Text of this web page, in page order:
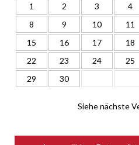
1 2 3 4
8
9 10 11
15
16 17 18
22
23 24 25
29
30
Siehe nächste